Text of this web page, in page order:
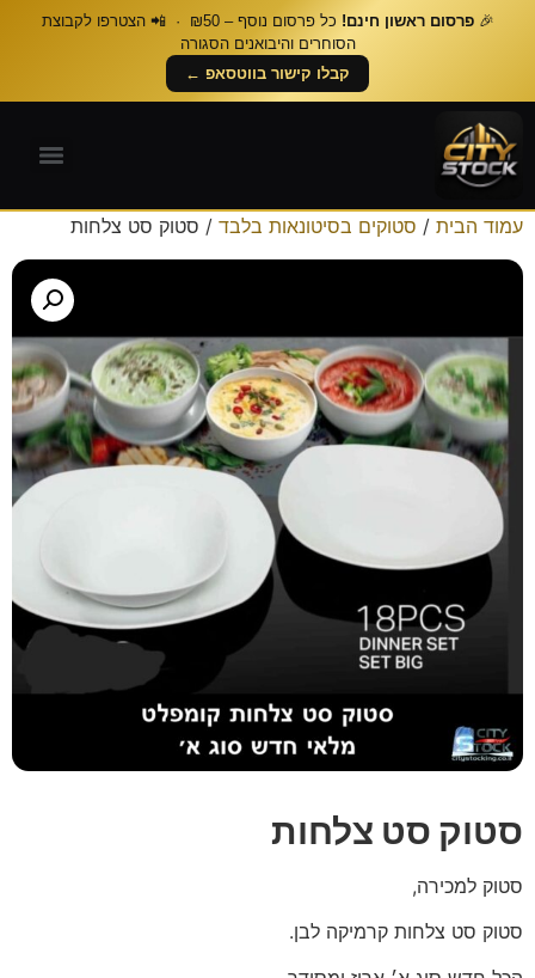
🎉פרסום ראשון חינם!
כל פרסום נוסף – ₪50 · 📲 הצטרפו לקבוצת
הסוחרים והיבואנים הסגורה
קבלו קישור בווטסאפ ←
עמוד הבית / סטוקים בסיטונאות בלבד / סטוק סט צלחות
סטוק סט צלחות
סטוק למכירה,
סטוק סט צלחות קרמיקה לבן.